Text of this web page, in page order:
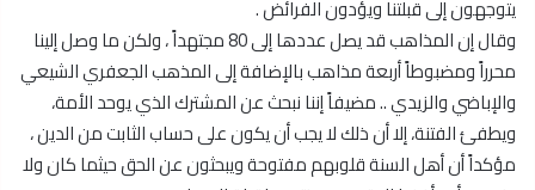
يتوجهون إلى قبلتنا ويؤدون الفرائض .
وقال إن المذاهب قد يصل عددها إلى 80 مجتهداً ، ولكن ما وصل إلينا
محرراً ومضبوطاً أربعة مذاهب بالإضافة إلى المذهب الجعفري الشيعي
والإباضي والزيدي .. مضيفاً إننا نبحث عن المشترك الذي يوحد الأمة،
ويطفئ الفتنة، إلا أن ذلك لا يجب أن يكون على حساب الثابت من الدين ،
مؤكداً أن أهل السنة قلوبهم مفتوحة ويبحثون عن الحق حيثما كان ولا